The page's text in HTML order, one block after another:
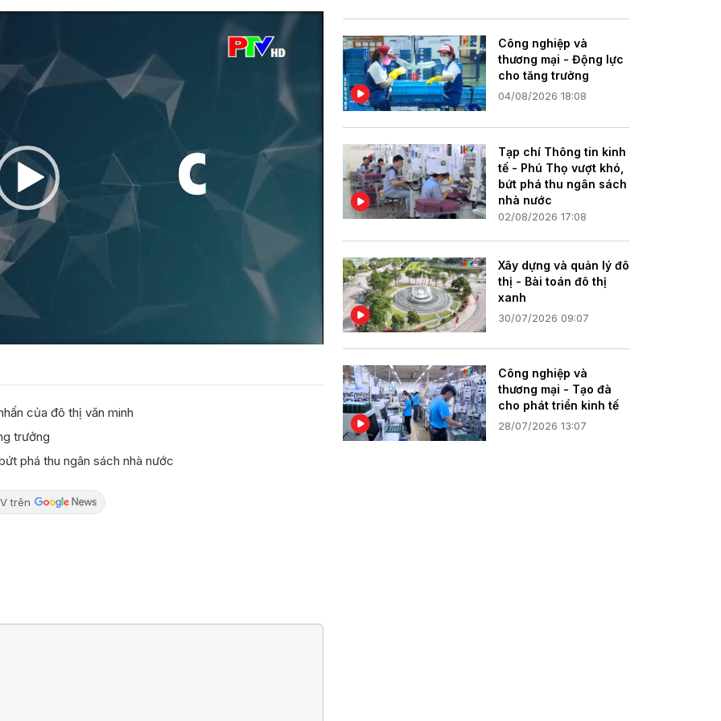
của đô thị văn minh
trưởng
phá thu ngân sách nhà nước
trên
Công nghiệp và
thương mại - Động lực
cho tăng trưởng
04/08/2026 18:08
Tạp chí Thông tin kinh
tế - Phú Thọ vượt khó,
bứt phá thu ngân sách
nhà nước
02/08/2026 17:08
Xây dựng và quản lý đô
thị - Bài toán đô thị
xanh
30/07/2026 09:07
Công nghiệp và
thương mại - Tạo đà
cho phát triển kinh tế
28/07/2026 13:07